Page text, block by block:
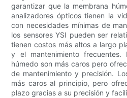
garantizar que la membrana
analizadores ópticos tienen la
con necesidades mínimas de
los sensores YSI pueden ser
tienen costos más altos a largo
y el mantenimiento frecuentes.
húmedo son más caros pero
de mantenimiento y precisión.
más caros al principio, pero
plazo gracias a su precisión y